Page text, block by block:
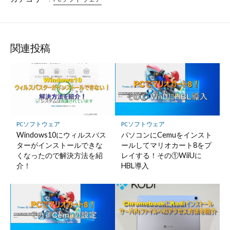
関連投稿
PCソフトウェア
Windows10にウィルスバス
ターがインストールできな
くなったので解決方法を紹
介！
PCソフトウェア
パソコンにCemuをインスト
ールしてマリオカート8をプ
レイする！その①WiiUに
HBL導入